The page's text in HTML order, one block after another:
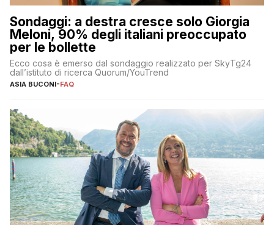
Sondaggi: a destra cresce solo Giorgia
Meloni, 90% degli italiani preoccupato
per le bollette
Ecco cosa è emerso dal sondaggio realizzato per SkyTg24
dall’istituto di ricerca Quorum/YouTrend
ASIA BUCONI-FAQ